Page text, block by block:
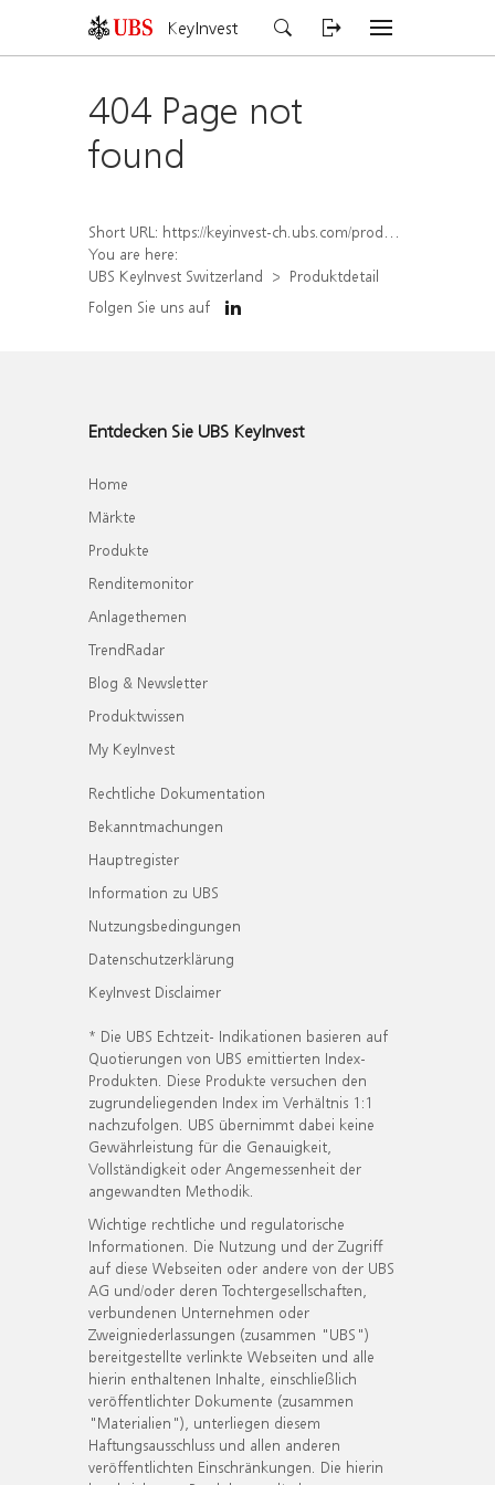
KeyInvest
404 Page not
found
Short URL: https://keyinvest-ch.ubs.com/produkt/detail/index/isin/CH1564671902
You are here:
UBS KeyInvest Switzerland
Produktdetail
Folgen Sie uns auf
Entdecken Sie UBS KeyInvest
Home
Märkte
Produkte
Renditemonitor
Anlagethemen
TrendRadar
Blog & Newsletter
Produktwissen
My KeyInvest
Rechtliche Dokumentation
Bekanntmachungen
Hauptregister
Information zu UBS
Nutzungsbedingungen
Datenschutzerklärung
KeyInvest Disclaimer
* Die UBS Echtzeit- Indikationen basieren auf
Quotierungen von UBS emittierten Index-
Produkten. Diese Produkte versuchen den
zugrundeliegenden Index im Verhältnis 1:1
nachzufolgen. UBS übernimmt dabei keine
Gewährleistung für die Genauigkeit,
Vollständigkeit oder Angemessenheit der
angewandten Methodik.
Wichtige rechtliche und regulatorische
Informationen. Die Nutzung und der Zugriff
auf diese Webseiten oder andere von der UBS
AG und/oder deren Tochtergesellschaften,
verbundenen Unternehmen oder
Zweigniederlassungen (zusammen "UBS")
bereitgestellte verlinkte Webseiten und alle
hierin enthaltenen Inhalte, einschließlich
veröffentlichter Dokumente (zusammen
"Materialien"), unterliegen diesem
Haftungsausschluss und allen anderen
veröffentlichten Einschränkungen. Die hierin